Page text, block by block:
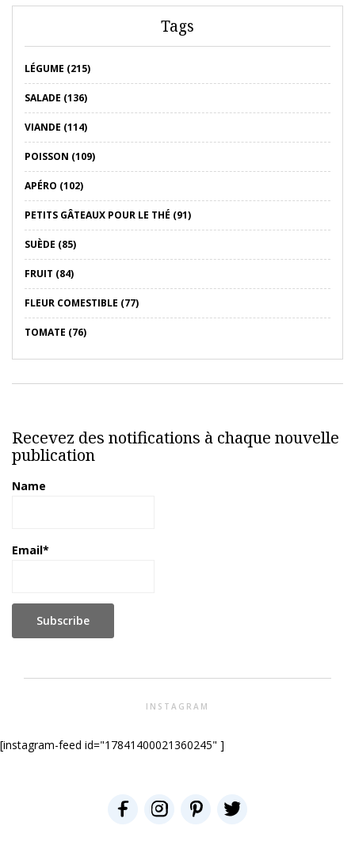
Tags
LÉGUME (215)
SALADE (136)
VIANDE (114)
POISSON (109)
APÉRO (102)
PETITS GÂTEAUX POUR LE THÉ (91)
SUÈDE (85)
FRUIT (84)
FLEUR COMESTIBLE (77)
TOMATE (76)
Recevez des notifications à chaque nouvelle
publication
Name
Email*
INSTAGRAM
[instagram-feed id="17841400021360245" ]